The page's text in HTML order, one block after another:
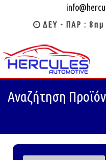
ΔΕΥ - ΠΑΡ :
Αναζήτηση